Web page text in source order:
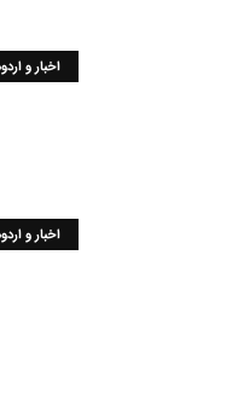
اخبار و
اخبار و